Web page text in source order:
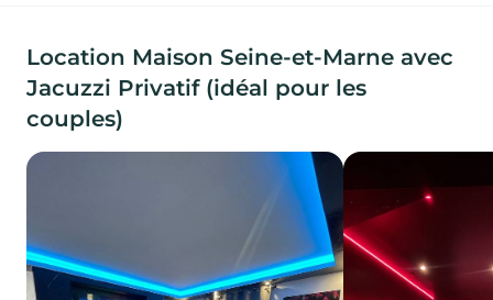
Location Maison Seine-et-Marne avec
Jacuzzi Privatif (idéal pour les
couples)